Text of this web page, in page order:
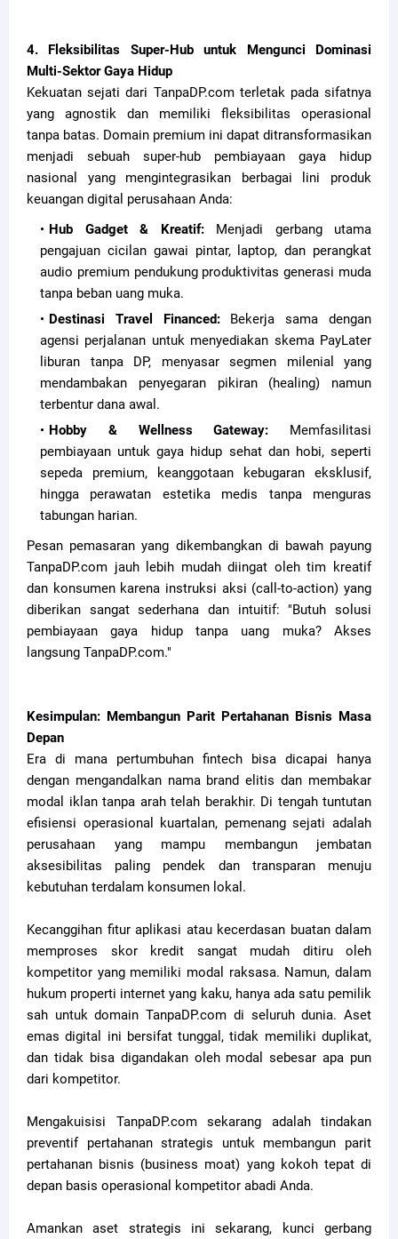
4. Fleksibilitas Super-Hub untuk Mengunci Dominasi
Multi-Sektor Gaya Hidup
Kekuatan sejati dari TanpaDP.com terletak pada sifatnya
yang agnostik dan memiliki fleksibilitas operasional
tanpa batas. Domain premium ini dapat ditransformasikan
menjadi sebuah super-hub pembiayaan gaya hidup
nasional yang mengintegrasikan berbagai lini produk
keuangan digital perusahaan Anda:
Hub Gadget & Kreatif: Menjadi gerbang utama
pengajuan cicilan gawai pintar, laptop, dan perangkat
audio premium pendukung produktivitas generasi muda
tanpa beban uang muka.
Destinasi Travel Financed:Bekerja sama dengan
agensi perjalanan untuk menyediakan skema PayLater
liburan tanpa DP, menyasar segmen milenial yang
mendambakan penyegaran pikiran (healing) namun
terbentur dana awal.
Hobby & Wellness Gateway: Memfasilitasi
pembiayaan untuk gaya hidup sehat dan hobi, seperti
sepeda premium, keanggotaan kebugaran eksklusif,
hingga perawatan estetika medis tanpa menguras
tabungan harian.
Pesan pemasaran yang dikembangkan di bawah payung
TanpaDP.com jauh lebih mudah diingat oleh tim kreatif
dan konsumen karena instruksi aksi (call-to-action) yang
diberikan sangat sederhana dan intuitif: "Butuh solusi
pembiayaan gaya hidup tanpa uang muka? Akses
langsung TanpaDP.com."
Kesimpulan: Membangun Parit Pertahanan Bisnis Masa
Depan
Era di mana pertumbuhan fintech bisa dicapai hanya
dengan mengandalkan nama brand elitis dan membakar
modal iklan tanpa arah telah berakhir. Di tengah tuntutan
efisiensi operasional kuartalan, pemenang sejati adalah
perusahaan yang mampu membangun jembatan
aksesibilitas paling pendek dan transparan menuju
kebutuhan terdalam konsumen lokal.
Kecanggihan fitur aplikasi atau kecerdasan buatan dalam
memproses skor kredit sangat mudah ditiru oleh
kompetitor yang memiliki modal raksasa. Namun, dalam
hukum properti internet yang kaku, hanya ada satu pemilik
sah untuk domain TanpaDP.com di seluruh dunia. Aset
emas digital ini bersifat tunggal, tidak memiliki duplikat,
dan tidak bisa digandakan oleh modal sebesar apa pun
dari kompetitor.
Mengakuisisi TanpaDP.com sekarang adalah tindakan
preventif pertahanan strategis untuk membangun parit
pertahanan bisnis (business moat) yang kokoh tepat di
depan basis operasional kompetitor abadi Anda.
Amankan aset strategis ini sekarang, kunci gerbang